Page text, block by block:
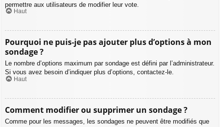
permettre aux utilisateurs de modifier leur vote.
Haut
Pourquoi ne puis-je pas ajouter plus d’options à mon
sondage ?
Le nombre d’options maximum par sondage est défini par l’administrateur.
Si vous avez besoin d’indiquer plus d’options, contactez-le.
Haut
Comment modifier ou supprimer un sondage ?
Comme pour les messages, les sondages ne peuvent être modifiés que